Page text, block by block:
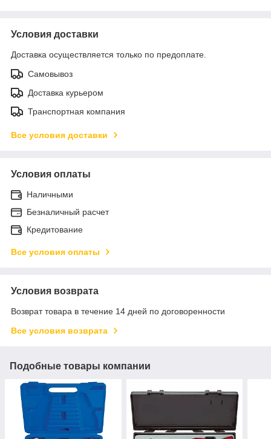
Условия доставки
Доставка осуществляется только по предоплате.
Самовывоз
Доставка курьером
Транспортная компания
Все условия доставки
Условия оплаты
Наличными
Безналичный расчет
Кредитование
Все условия оплаты
Условия возврата
Возврат товара в течение 14 дней по договоренности
Все условия возврата
Подобные товары компании